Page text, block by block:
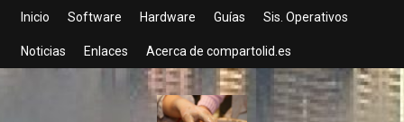
Inicio Software Hardware Guías Sis. Operativos
Noticias Enlaces Acerca de compartolid.es